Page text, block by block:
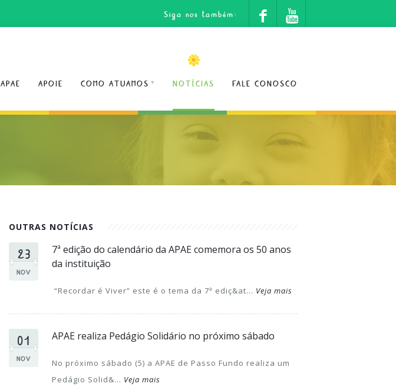
Siga nos também:
APAE APOIE COMO ATUAMOS NOTÍCIAS FALE CONOSCO
OUTRAS NOTÍCIAS
23
NOV
7ª edição do calendário da APAE comemora os 50 anos
da instituição
“Recordar é Viver” este é o tema da 7ª ediç&at... Veja mais
01
NOV
APAE realiza Pedágio Solidário no próximo sábado
No próximo sábado (5) a APAE de Passo Fundo realiza um
Pedágio Solid&... Veja mais